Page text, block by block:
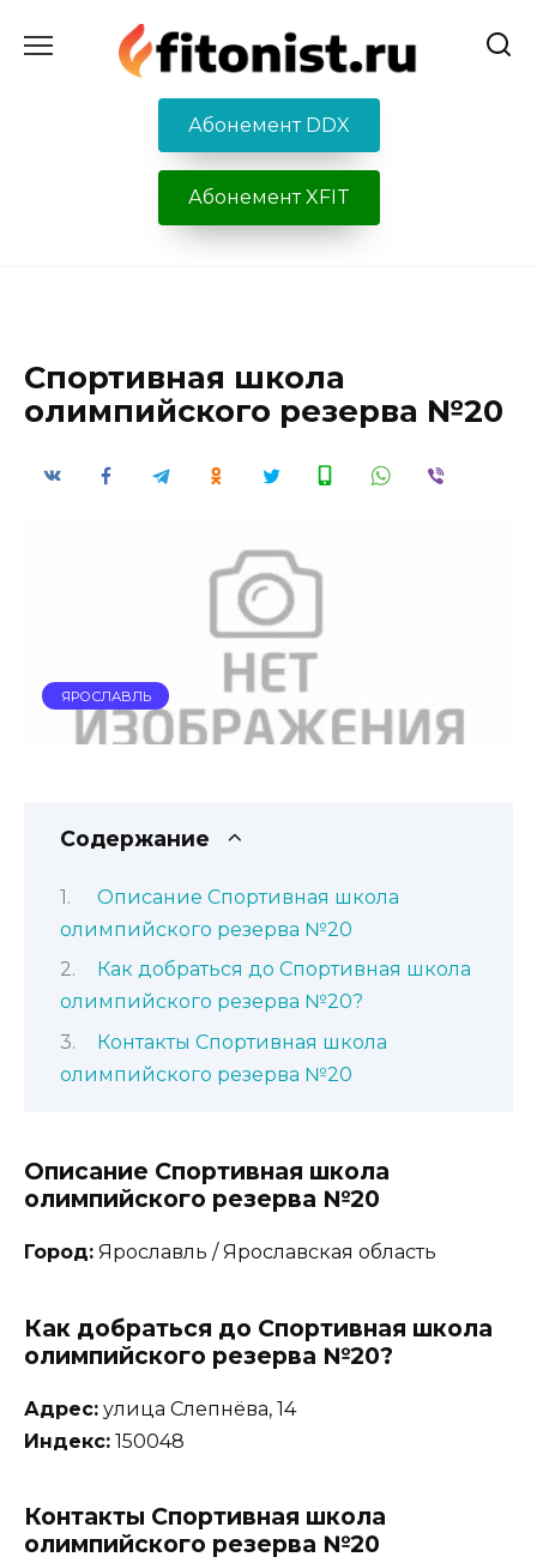
содержанию
Абонемент DDX
Абонемент XFIT
Спортивная школа
олимпийского резерва №20
ЯРОСЛАВЛЬ
Содержание
Описание Спортивная школа
олимпийского резерва №20
Как добраться до Спортивная школа
олимпийского резерва №20?
Контакты Спортивная школа
олимпийского резерва №20
Описание Спортивная школа
олимпийского резерва №20
Город: Ярославль / Ярославская область
Как добраться до Спортивная школа
олимпийского резерва №20?
Адрес: улица Слепнёва, 14
Индекс: 150048
Контакты Спортивная школа
олимпийского резерва №20